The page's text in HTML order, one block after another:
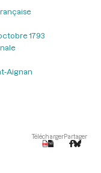
1793
Aignan
TéléchargerPartager